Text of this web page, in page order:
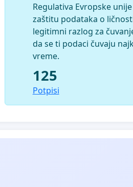
Regulativa Evropske
zaštitu podataka o
legitimni razlog za
da se ti podaci čuvaju
vreme.
125
Potpisi